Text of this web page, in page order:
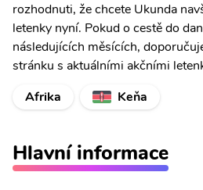
rozhodnuti, že chcete Ukunda
letenky nyní. Pokud o cestě do
následujících měsících,
stránku s aktuálními akčními
Afrika
Keňa
Hlavní informace